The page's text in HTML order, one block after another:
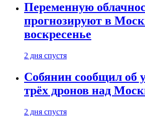
Переменную
прогнозируют в
воскресенье
2 дня спустя
Собянин сообщил об
трёх дронов над
2 дня спустя